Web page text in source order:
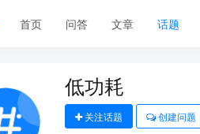
首页 问答 文章 话题
低功耗
关注话题 创建问题